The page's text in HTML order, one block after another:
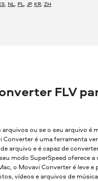
, NL, PL,JP, KR,ZH
FLV
ou se o seu arquivo
é uma ferramenta
arquivo e é capaz de
modo SuperSpeed oferece
o Movavi Converter é leve
vídeos e arquivos de música.